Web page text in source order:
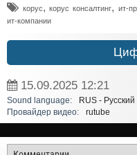
корус,корус консалтинг, ит-
ит-компании
15.09.2025 12:21
Sound language:
RUS - Русский
Провайдер видео:
rutube